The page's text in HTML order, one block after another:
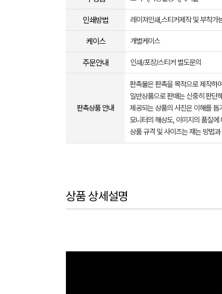
인쇄방법 레이져인쇄,스티커제작 및 부착가
케이스 개별케이스
주문안내 인쇄/포장/스티커 별도문의
판촉상품 안내
판촉물은 판촉을 목적으로 제작하
일반상품으로 판매는 신중히 판단
제공되는 상품의 사진은 이해를
모니터의 해상도, 이미지의 품질
상품 규격 및 사이즈는 재는 방법
상품 상세설명